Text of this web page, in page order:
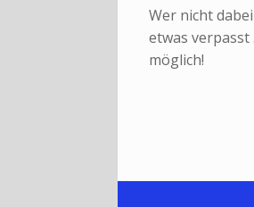
Wer nicht
etwas verpasst
möglich!